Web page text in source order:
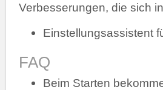
Verbesserungen, die sich
Einstellungsassistent
FAQ
Beim Starten